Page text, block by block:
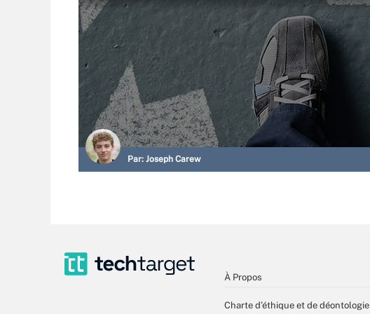
Par: Joseph Carew
À Propos
Charte d’éthique et de déontologie